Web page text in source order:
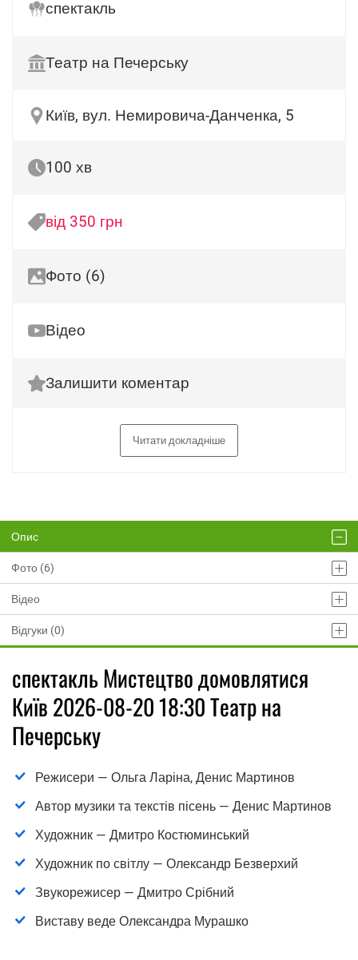
спектакль
Театр на Печерську
Київ, вул. Немировича-Данченка, 5
100 хв
від 350 грн
Фото (6)
Відео
Залишити коментар
Читати докладніше
Опис
Фото (6)
Відео
Відгуки (0)
спектакль Мистецтво домовлятися
Київ 2026-08-20 18:30 Театр на
Печерську
Режисери — Ольга Ларіна, Денис Мартинов
Автор музики та текстів пісень — Денис Мартинов
Художник — Дмитро Костюминський
Художник по світлу — Олександр Безверхий
Звукорежисер — Дмитро Срібний
Виставу веде Олександра Мурашко